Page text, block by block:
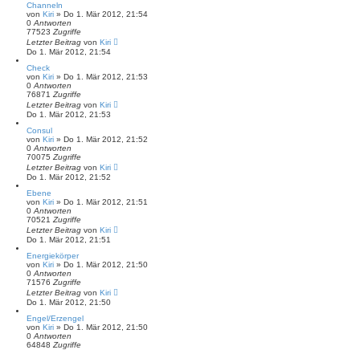
Channeln
von Kiri » Do 1. Mär 2012, 21:54
0 Antworten
77523 Zugriffe
Letzter Beitrag von Kiri
Do 1. Mär 2012, 21:54
Check
von Kiri » Do 1. Mär 2012, 21:53
0 Antworten
76871 Zugriffe
Letzter Beitrag von Kiri
Do 1. Mär 2012, 21:53
Consul
von Kiri » Do 1. Mär 2012, 21:52
0 Antworten
70075 Zugriffe
Letzter Beitrag von Kiri
Do 1. Mär 2012, 21:52
Ebene
von Kiri » Do 1. Mär 2012, 21:51
0 Antworten
70521 Zugriffe
Letzter Beitrag von Kiri
Do 1. Mär 2012, 21:51
Energiekörper
von Kiri » Do 1. Mär 2012, 21:50
0 Antworten
71576 Zugriffe
Letzter Beitrag von Kiri
Do 1. Mär 2012, 21:50
Engel/Erzengel
von Kiri » Do 1. Mär 2012, 21:50
0 Antworten
64848 Zugriffe